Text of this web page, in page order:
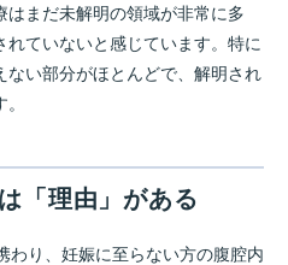
まだ未解明の領域が非常に多
れていないと感じています。特に
ない部分がほとんどで、解明され
「理由」がある
わり、妊娠に至らない方の腹腔内